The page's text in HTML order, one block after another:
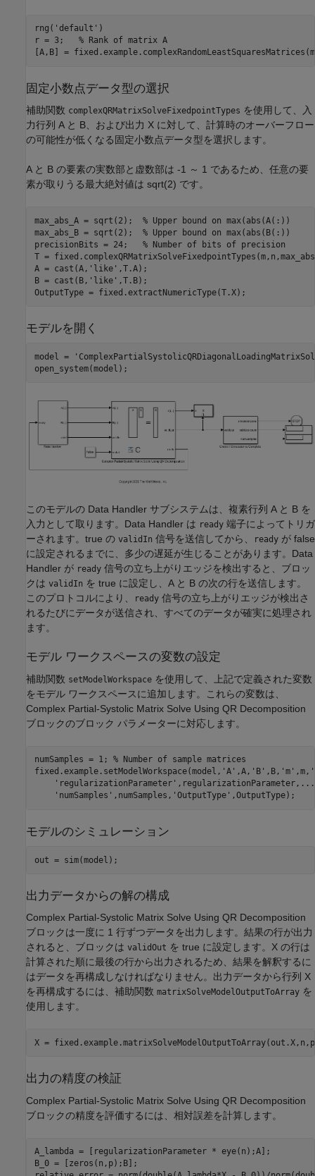
rng( 'default' )
r = 3; % Rank of matrix A
固定小数点データ型の選択
補助関数 complexQRMatrixSolveFixedpointTypes を使用して、入
力行列 A と B、および出力 X に対して、計算時のオーバーフロー
の可能性が低くなる固定小数点データ型を選択します。
A と B の要素の実数部と虚数部は -1 ～ 1 であるため、任意の要
素が取りうる最大絶対値は sqrt(2) です。
max_abs_A = sqrt(2); % Upper bound on max(abs(A(:))
max_abs_B = sqrt(2); % Upper bound on max(abs(B(:))
precisionBits = 24; % Number of bits of precision
T =
A = cast(A, 'like' ,T.A);
B = cast(B, 'like' ,T.B);
モデルを開く
model =
このモデルの Data Handler サブシステムは、複素行列 A と B を
入力として取ります。Data Handler は ready 端子によってトリガ
ーされます。true の validIn 信号を送信してから、 ready が false
に設定されるまでに、多少の遅延が生じることがあります。Data
Handler が ready 信号の立ち上がりエッジを検出すると、ブロッ
クは validIn を true に設定し、A と B の次の行を送信します。
このプロトコルにより、
ready 信号の立ち上がりエッジが検出さ
れるたびにデータが送信され、すべてのデータが確実に処理され
ます。
モデル ワークスペースの変数の設定
補助関数 setModelWorkspace を使用して、上記で定義された変数
をモデル ワークスペースに追加します。これらの変数は、
Complex Partial-Systolic Matrix Solve Using QR Decomposition
ブロックのブロック パラメーターに対応します。
numSamples = 1; % Number of sample matrices
fixed.example.setModelWorkspace(model, 'A' ,A, 'B' ,B, 'm' ,m,
'regularizationParameter' ,regularizationParameter, ...
'numSamples' ,numSamples, 'OutputType'
モデルのシミュレーション
出力データからの解の構成
Complex Partial-Systolic Matrix Solve Using QR Decomposition
ブロックは一度に 1 行ずつデータを出力します。結果の行が出力
されると、ブロックは validOut を true に設定します。X の行は
計算された順に最後の行から出力されるため、結果を解釈するに
はデータを再構成しなければなりません。出力データから行列 X
を再構成するには、補助関数 matrixSolveModelOutputToArray を
使用します。
出力の精度の検証
Complex Partial-Systolic Matrix Solve Using QR Decomposition
ブロックの精度を評価するには、相対誤差を計算します。
A_lambda = [regularizationParameter * eye(n);A];
B_0 = [zeros(n,p);B];